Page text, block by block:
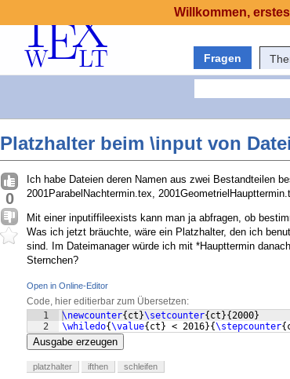
Fragen
Platzhalter beim \input von
0
Ich habe Dateien deren Namen aus zwei Bestandteilen
2001ParabelNachtermin.tex,
Mit einer inputiffileexists kann man ja abfragen, ob
Was ich jetzt bräuchte, wäre ein Platzhalter, den ich
sind. Im Dateimanager würde ich mit *Haupttermin
Sternchen?
Open in Online-Editor
Code, hier editierbar zum Übersetzen:
1
2
\newcounter{ ct }\setcounter{ ct }{2000}
\whiledo{\value{ ct } < 2016}{\stepcounter{
Ausgabe erzeugen
platzhalter ifthen schleifen
Willkommen,